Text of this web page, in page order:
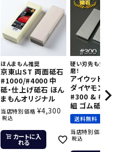
ほんまもん推奨
京東山ST 両面砥石
#1000/#4000 中
砥・仕上げ砥石 ほん
まもんオリジナル
当店特別価格 ¥4,300
税込
カートに入
れる
硬い刃先も短時間で
磨！
アイウッド 片面
ダイヤモンド砥石
#300 & #800 2
組 ゴム砥石台付
送料無料
当店特別価格
税込